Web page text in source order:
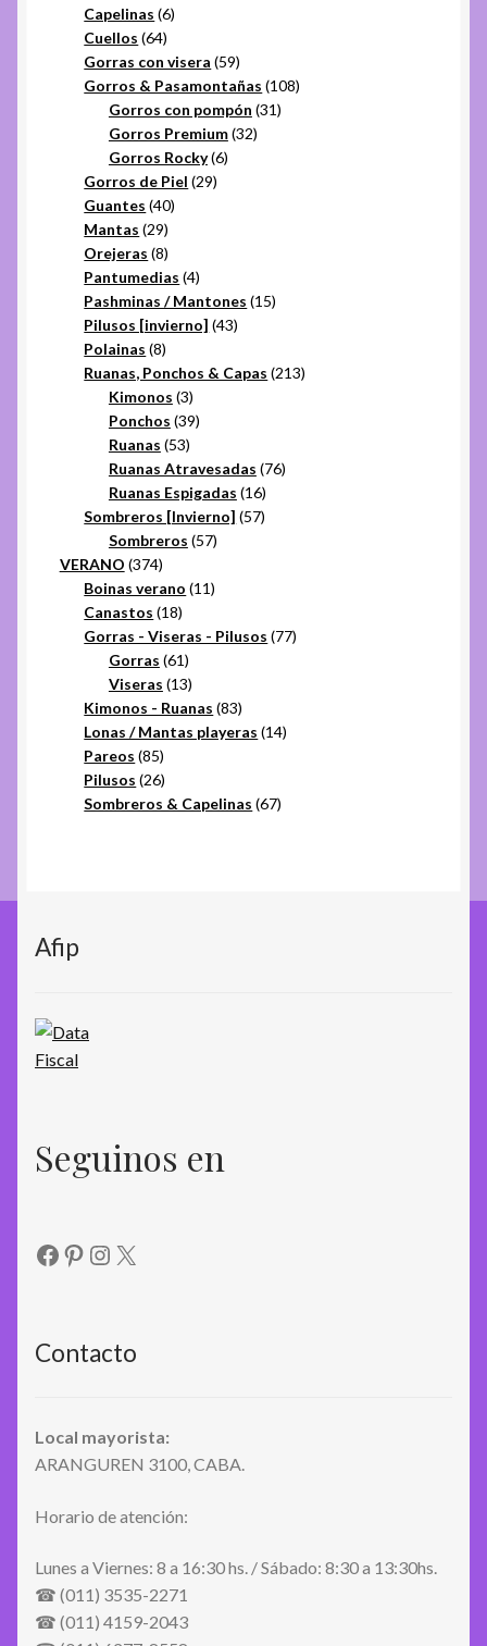
Capelinas 66
Cuellos 6464
productos
Gorras con visera 5959
productos
Gorros & Pasamontañas 108108
Gorros con pompón 3131
Gorros Premium 3232
Gorros Rocky 66
Gorros de Piel 2929
Guantes 4040
Mantas 2929
productos
Orejeras 88
productos
Pantumedias 44
productos
Pashminas / Mantones 1515
Pilusos [invierno] 4343
Polainas 88
productos
Ruanas, Ponchos & Capas 213213
Kimonos 33
productos
Ponchos 3939
Ruanas 5353
productos
Ruanas Atravesadas 7676
Ruanas Espigadas 1616
productos
Sombreros [Invierno] 5757
Sombreros 5757
VERANO 374374
productos
Boinas verano 1111
Canastos 1818
productos
Gorras - Viseras - Pilusos 7777
Gorras 6161
productos
Viseras 1313
productos
Kimonos - Ruanas 8383
productos
Lonas / Mantas playeras 1414
Pareos 8585
productos
Pilusos 2626
productos
Sombreros & Capelinas 6767
Afip
Seguinos en
Facebook
Pinterest
Instagram
X
Contacto
Local mayorista:
ARANGUREN 3100, CABA.
Horario de atención:
Lunes a Viernes: 8 a 16:30 hs. / Sábado: 8:30 a 13:30hs.
☎ (011) 3535-2271
☎ (011) 4159-2043